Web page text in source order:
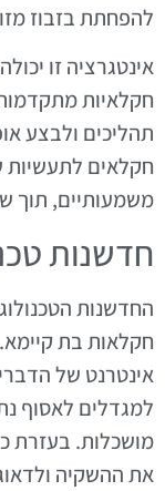
להפחתת בזבוז
אינטגרציה זו
חקלאיות
תהליכים ולבצע
חקלאים לתעשיות
משמעותיים, תוך
חדשנות
החדשנות
חקלאות בת קיימא.
למגדלים לאסוף
מושכלות. בעזרת
את ההשקיה